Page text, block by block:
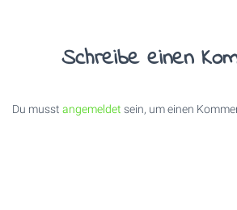
Schreibe einen
Du musst angemeldet sein, um einen